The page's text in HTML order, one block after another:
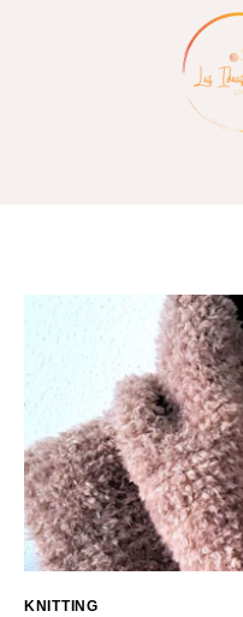
Tienda
Contacto
Sobre mi
KNITTING